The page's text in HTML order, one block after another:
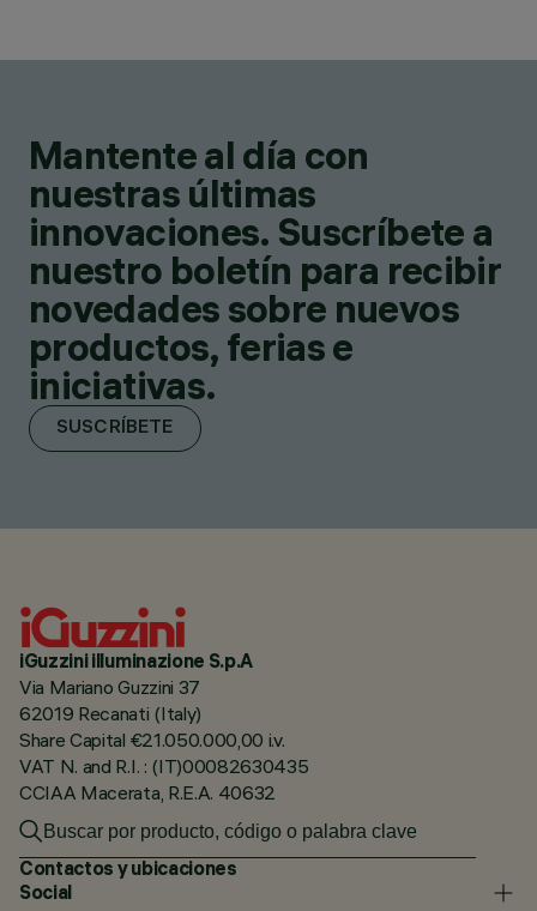
Mantente al día con
nuestras últimas
innovaciones. Suscríbete a
nuestro boletín para recibir
novedades sobre nuevos
productos, ferias e
iniciativas.
SUSCRÍBETE
iGuzzini illuminazione S.p.A
Via Mariano Guzzini 37
62019 Recanati (Italy)
Share Capital €21.050.000,00 i.v.
VAT N. and R.I. : (IT)00082630435
CCIAA Macerata, R.E.A. 40632
Contactos y ubicaciones
Social